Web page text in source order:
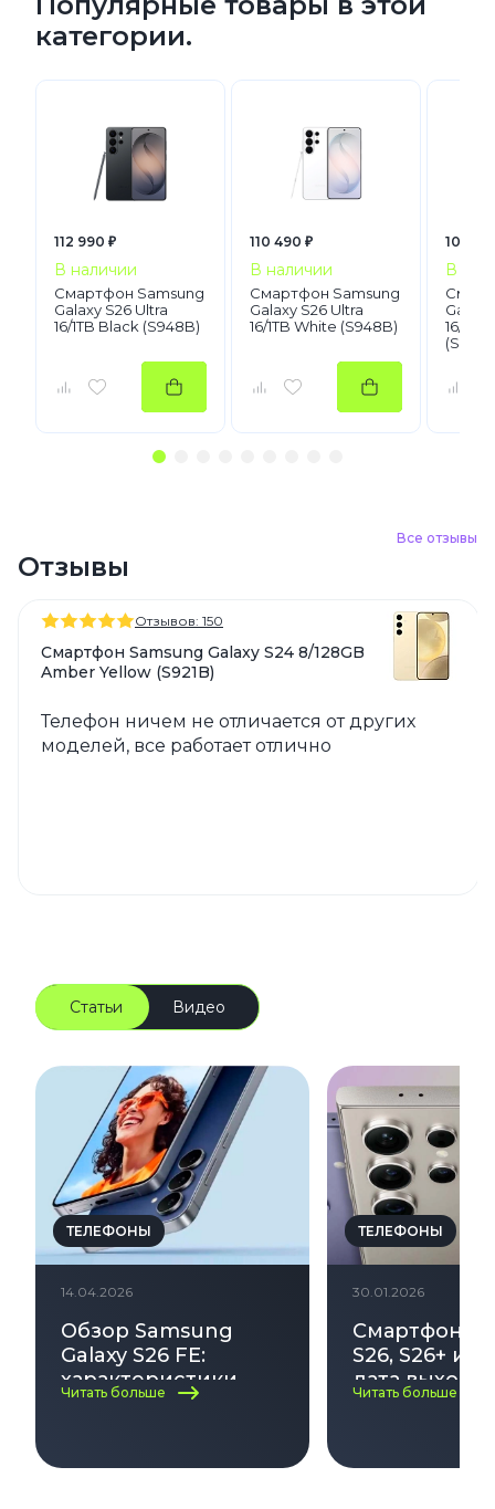
категории.
112 990 ₽
В наличии
Смартфон Samsung
Galaxy S26 Ultra
16/1TB Black (S948B)
110 490 ₽
В наличии
Смартфон Samsung
Galaxy S26 Ultra
16/1TB White (S948B)
108
В
16/
Отзывы
Все отзывы
Отзывов: 150
Смартфон Samsung Galaxy S24 8/128GB
Amber Yellow (S921B)
Телефон ничем не отличается от других
моделей, все работает отлично
Статьи Видео
ТЕЛЕФОНЫ
14.04.2026
Обзор Samsung
Galaxy S26 FE:
характеристики,
дата выхода и цена
Читать больше
ТЕЛЕФОНЫ
30.01.2026
Смартфон
S26, S26+ и
дата выхода,
Читать больше